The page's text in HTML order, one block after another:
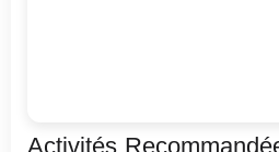
Activités